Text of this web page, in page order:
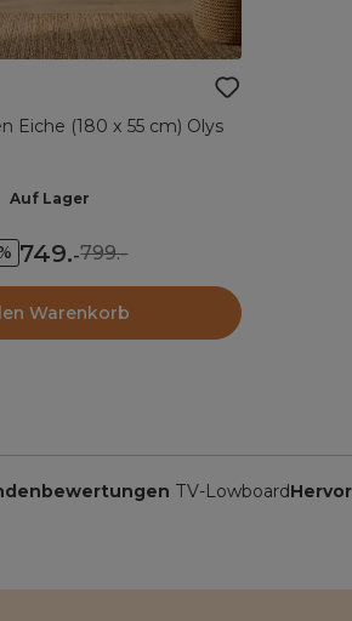
Eiche (180 x 55 cm) Olys
Auf Lager
749.-799.-
Warenkorb
TV-Lowboard